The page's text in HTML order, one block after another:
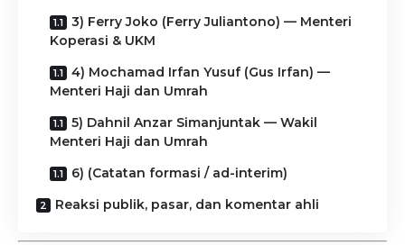
3) Ferry Joko (Ferry Juliantono) — Menteri
Koperasi & UKM
4) Mochamad Irfan Yusuf (Gus Irfan) —
Menteri Haji dan Umrah
5) Dahnil Anzar Simanjuntak — Wakil
Menteri Haji dan Umrah
6) (Catatan formasi / ad-interim)
Reaksi publik, pasar, dan komentar ahli